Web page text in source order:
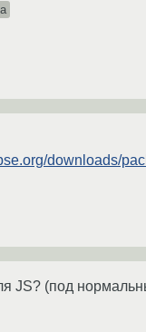
downloads/
JS? (под